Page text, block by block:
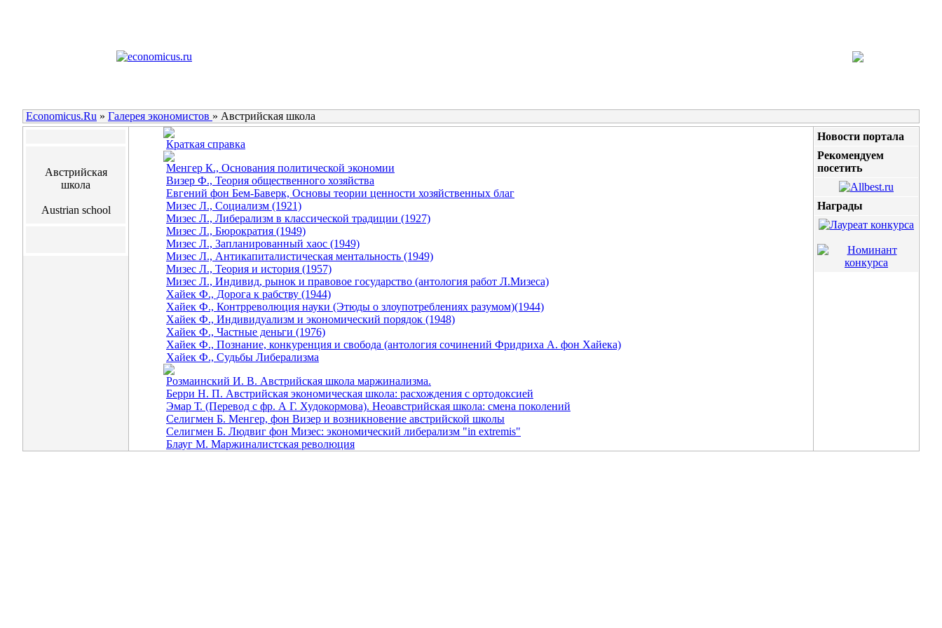
Economicus.Ru » Галерея экономистов » Австрийская школа
Австрийская
школа
Austrian school
Краткая справка
Менгер К., Основания политической экономии
Визер Ф., Теория общественного хозяйства
Евгений фон Бем-Баверк, Основы теории ценности хозяйственных благ
Мизес Л., Социализм (1921)
Мизес Л., Либерализм в классической традиции (1927)
Мизес Л., Бюрократия (1949)
Мизес Л., Запланированный хаос (1949)
Мизес Л., Антикапиталистическая ментальность (1949)
Мизес Л., Теория и история (1957)
Мизес Л., Индивид, рынок и правовое государство (антология работ Л.Мизеса)
Хайек Ф., Дорога к рабству (1944)
Хайек Ф., Контрреволюция науки (Этюды о злоупотреблениях разумом)(1944)
Хайек Ф., Индивидуализм и экономический порядок (1948)
Хайек Ф., Частные деньги (1976)
Хайек Ф., Познание, конкуренция и свобода (антология сочинений Фридриха А. фон Хайека)
Хайек Ф., Судьбы Либерализма
Розмаинский И. В. Австрийская школа маржинализма.
Берри Н. П. Австрийская экономическая школа: расхождения с ортодоксией
Эмар Т. (Перевод с фр. А Г. Худокормова). Неоавстрийская школа: смена поколений
Селигмен Б. Менгер, фон Визер и возникновение австрийской школы
Селигмен Б. Людвиг фон Мизес: экономический либерализм "in extremis"
Блауг М. Маржиналистская революция
Новости портала
Рекомендуем
посетить
Награды